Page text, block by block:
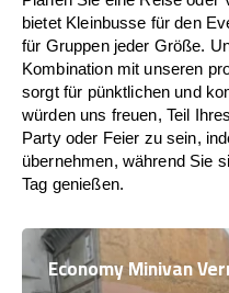
bietet Kleinbusse für den
für Gruppen jeder Größe.
Kombination mit unseren
sorgt für pünktlichen und
würden uns freuen, Teil
Party oder Feier zu sein,
übernehmen, während Sie
Tag genießen.
Economy Minivan